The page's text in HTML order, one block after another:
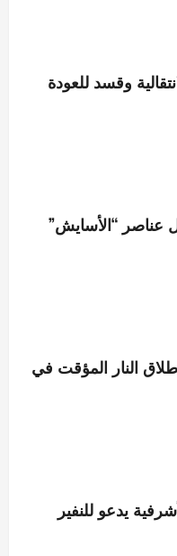
وقسد للعودة
عناصر “الأسايش”
النار المؤقت في
يدعو للنفير